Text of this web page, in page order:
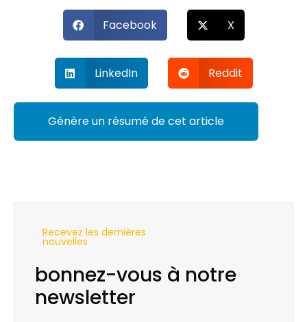
Facebook X
LinkedIn Reddit
Génère un résumé de cet article
Recevez les dernières
nouvelles
bonnez-vous à notre
newsletter